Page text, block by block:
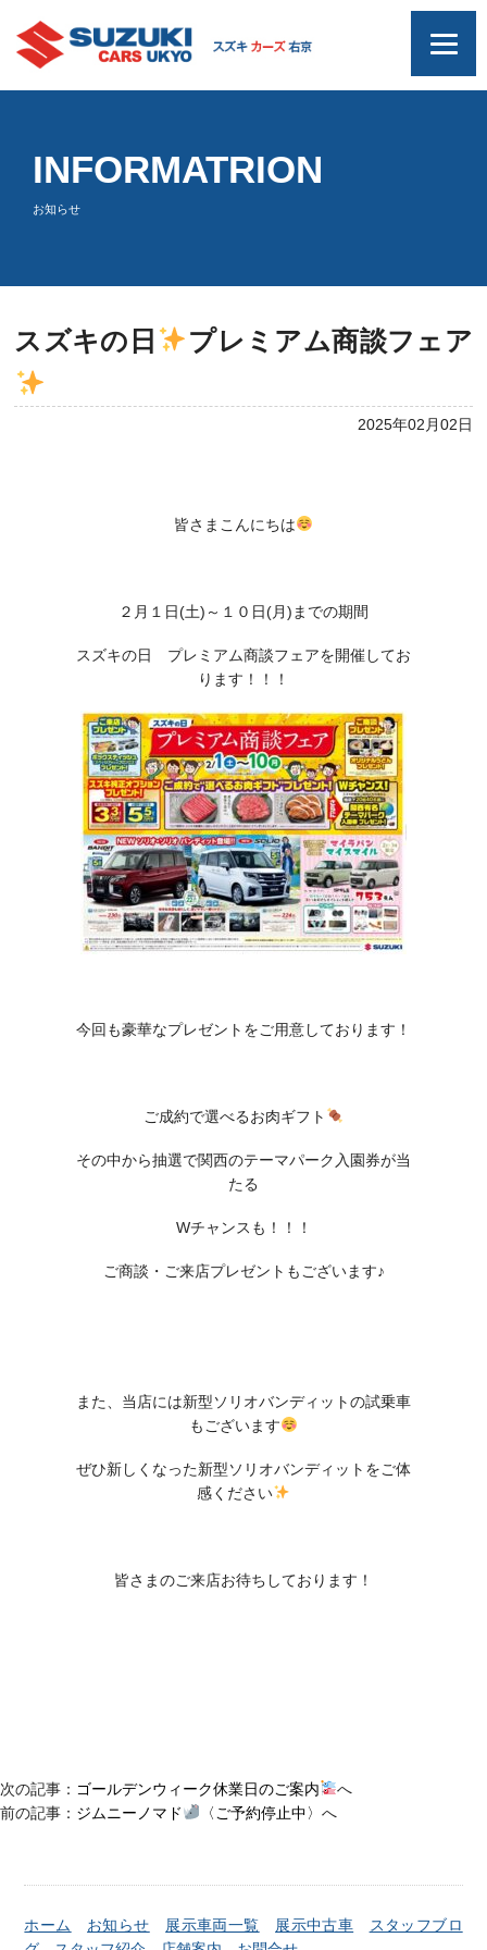
INFORMATRION
お知らせ
スズキの日 プレミアム商談フェア
2025年02月02日
皆さまこんにちは
２月１日(土)～１０日(月)までの期間
スズキの日 プレミアム商談フェアを開催してお
ります！！！
今回も豪華なプレゼントをご用意しております！
ご成約で選べるお肉ギフト
その中から抽選で関西のテーマパーク入園券が当
たる
Wチャンスも！！！
ご商談・ご来店プレゼントもございます♪
また、当店には新型ソリオバンディットの試乗車
もございます
ぜひ新しくなった新型ソリオバンディットをご体
感ください
皆さまのご来店お待ちしております！
次の記事： ゴールデンウィーク休業日のご案内
へ
前の記事： ジムニーノマド 〈ご予約停止中〉へ
ホーム お知らせ 展示車両一覧 展示中古車
スタッフブロ